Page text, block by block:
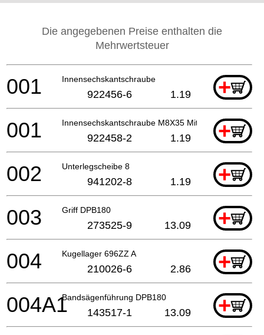
Die angegebenen Preise enthalten die
Mehrwertsteuer
Innensechskantschraube +
001 922456-6 1.19
Innensechskantschraube M8X35 Mit Wr +
001 922458-2 1.19
Unterlegscheibe 8 +
002 941202-8 1.19
Griff DPB180 +
003 273525-9 13.09
Kugellager 696ZZ A +
004 210026-6 2.86
Bandsägenführung DPB180 +
004A1 143517-1 13.09